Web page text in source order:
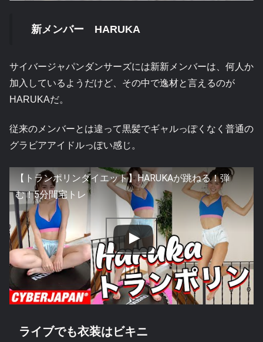
新メンバー HARUKA
サイバージャパンダンサーズには新新メンバーは、何人か
加入しているようだけど、その中で逸材と言えるのが
HARUKAだ。
従来のメンバーとは違って黒髪でギャルっぽくなく普通の
グラビアアイドルっぽい感じ。
【トランポリンダイエット】HARUKAが跳ねる！弾
む！5分間宅トレ
ライブでも衣装はビキニ